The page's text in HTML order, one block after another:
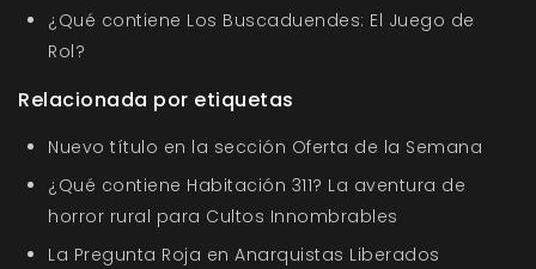
¿Qué contiene Los Buscaduendes: El Juego de
Rol?
Relacionada por etiquetas
Nuevo título en la sección Oferta de la Semana
¿Qué contiene Habitación 311? La aventura de
horror rural para Cultos Innombrables
La Pregunta Roja en Anarquistas Liberados